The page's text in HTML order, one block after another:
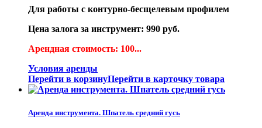
Для работы с контурно-бесщелевым профилем
Цена залога за инструмент: 990 руб.
Арендная стоимость: 100...
Условия аренды
Перейти в корзинуПерейти в карточку товара
Аренда инструмента. Шпатель средний гусь